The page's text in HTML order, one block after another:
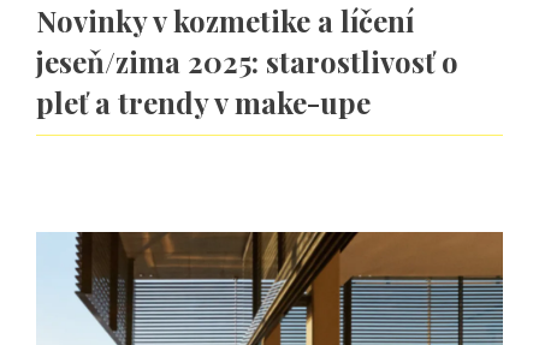
Novinky v kozmetike a líčení
jeseň/zima 2025: starostlivosť o
pleť a trendy v make-upe